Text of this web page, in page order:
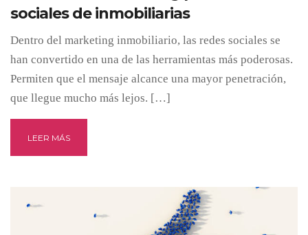
sociales de inmobiliarias
Dentro del marketing inmobiliario, las redes sociales se
han convertido en una de las herramientas más poderosas.
Permiten que el mensaje alcance una mayor penetración,
que llegue mucho más lejos. […]
LEER MÁS